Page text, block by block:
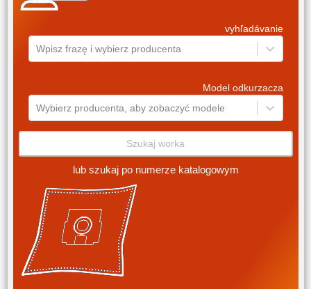
vyhľadávanie
Wpisz frazę i wybierz producenta
Model odkurzacza
Wybierz producenta, aby zobaczyć modele
Szukaj worka
lub szukaj po numerze katalogowym